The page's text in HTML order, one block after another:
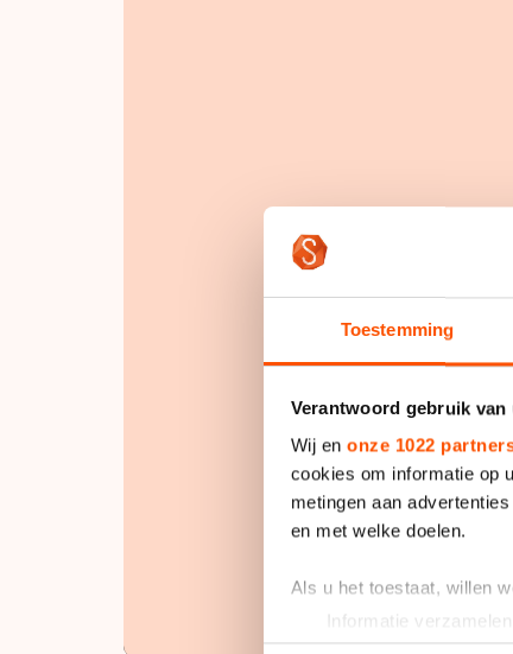
Toestemming
Verantwoord gebruik van
Wij en onze 1022
cookies om informatie op
metingen aan
en met welke doelen.
Als u het toestaat, willen
Informatie
Uw apparaat